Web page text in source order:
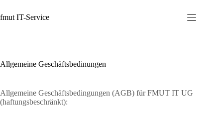
Inhalt
springen
fmut IT-Service
Allgemeine Geschäftsbedinungen
Allgemeine Geschäftsbedingungen (AGB) für FMUT IT UG
(haftungsbeschränkt):